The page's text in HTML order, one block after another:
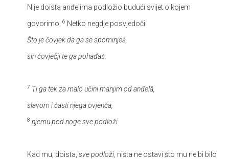
Nije doista anđelima podložio budući svijet o kojem
govorimo. 6 Netko negdje posvjedoči:
Što je čovjek da ga se spominješ,
sin čovječji te ga pohađaš.
7 Ti ga tek za malo učini manjim od anđelâ,
slavom i časti njega ovjenča,
8 njemu pod noge sve podloži.
Kad mu, doista, sve podloži, ništa ne ostavi što mu ne bi bilo